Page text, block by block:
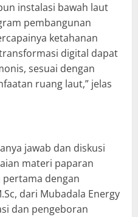
instalasi bawah laut
pembangunan
ketahanan
digital dapat
sesuai dengan
ruang laut,” jelas
jawab dan diskusi
materi paparan
pertama dengan
dari Mubadala Energy
dan pengeboran